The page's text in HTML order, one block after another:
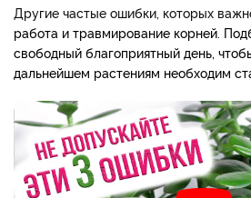
Другие частые ошибки, которых
работа и травмирование корней.
свободный благоприятный день ,
дальнейшем растениям необходим